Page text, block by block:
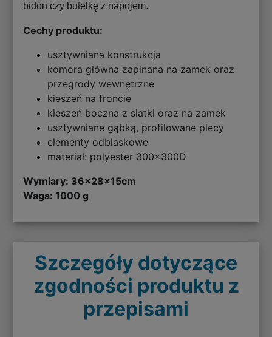
bidon czy butelkę z napojem.
Cechy produktu:
usztywniana konstrukcja
komora główna zapinana na zamek oraz
przegrody wewnętrzne
kieszeń na froncie
kieszeń boczna z siatki oraz na zamek
usztywniane gąbką, profilowane plecy
elementy odblaskowe
materiał: polyester 300x300D
Wymiary: 36x28x15cm
Waga: 1000 g
Szczegóły dotyczące
zgodności produktu z
przepisami